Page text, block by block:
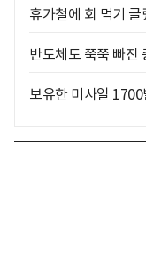
휴가철에 회 먹기
반도체도 쭉쭉 빠
보유한 미사일